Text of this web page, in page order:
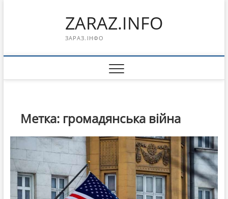
ZARAZ.INFO
ЗАРАЗ.ІНФО
Метка: громадянська війна